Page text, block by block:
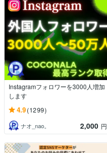
Instagramフォロワーを3000人増加
します
4.9(1299)
ナオ_nao。 2,000 円